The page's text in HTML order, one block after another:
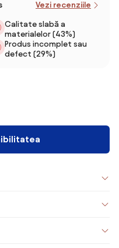
Vezi recenziile
Calitate slabă a
materialelor (43%)
Produs incomplet sau
defect (29%)